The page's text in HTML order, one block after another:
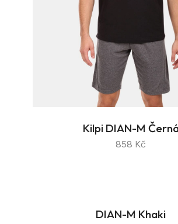
Kilpi DIAN-M
858 Kč
DIAN-M Khaki